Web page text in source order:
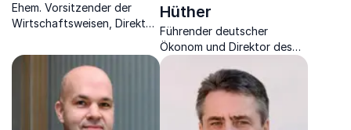
Ehem. Vorsitzender der
Wirtschaftsweisen, Direktor
Experte für
Finanzwissenschaften,
Wirtschaft & Politik.
Hüther
Führender deutscher
Ökonom und Direktor des
Instituts der deutschen
Wirtschaft